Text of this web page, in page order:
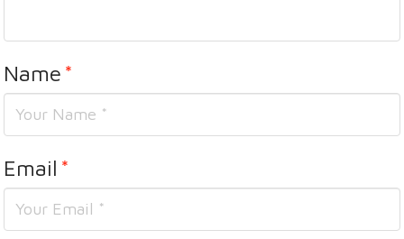
Name*
Email*